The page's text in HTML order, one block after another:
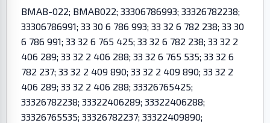
BMAB-022; BMAB022; 33306786993; 33326782238;
33306786991; 33 30 6 786 993; 33 32 6 782 238; 33 30
6 786 991; 33 32 6 765 425; 33 32 6 782 238; 33 32 2
406 289; 33 32 2 406 288; 33 32 6 765 535; 33 32 6
782 237; 33 32 2 409 890; 33 32 2 409 890; 33 32 2
406 289; 33 32 2 406 288; 33326765425;
33326782238; 33322406289; 33322406288;
33326765535; 33326782237; 33322409890;